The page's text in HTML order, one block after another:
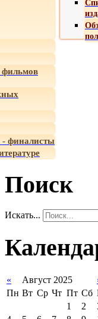
- финалисты
Поиск
Искать...
« Август 2025
Пн Вт Ср Чт Пт Сб
1
2